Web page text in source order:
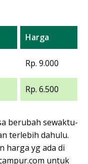
Harga
Rp. 9.000
Rp. 6.500
berubah sewaktu-
terlebih dahulu.
harga yg ada di
untuk